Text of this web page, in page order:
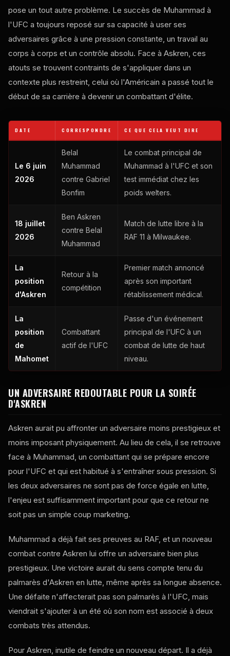
pose un tout autre problème. Le succès de Muhammad à
l'UFC a toujours reposé sur sa capacité à user ses
adversaires grâce à une pression constante, un travail au
corps à corps et un contrôle absolu. Face à Askren, ces
atouts se trouvent contraints de s'appliquer dans un
contexte plus restreint, celui où l'Américain a passé tout le
début de sa carrière à devenir un combattant d'élite.
DATE CORRESPONDRE CE QUE CELA VEUT DIRE
Le 6 juin
2026
Belal
Muhammad
contre Gabriel
Bonfim
Le combat principal de
Muhammad à l'UFC et son
test immédiat chez les
poids welters.
18 juillet
2026
Ben Askren
contre Belal
Muhammad
Match de lutte libre à la
RAF 11 à Milwaukee.
La
position
d'Askren
Retour à la
compétition
Premier match annoncé
après son important
rétablissement médical.
La
position
de
Mahomet
Combattant
actif de l'UFC
Passe d'un événement
principal de l'UFC à un
combat de lutte de haut
niveau.
UN ADVERSAIRE REDOUTABLE POUR LA SOIRÉE
D'ASKREN
Askren aurait pu affronter un adversaire moins prestigieux et
moins imposant physiquement. Au lieu de cela, il se retrouve
face à Muhammad, un combattant qui se prépare encore
pour l'UFC et qui est habitué à s'entraîner sous pression. Si
les deux adversaires ne sont pas de force égale en lutte,
l'enjeu est suffisamment important pour que ce retour ne
soit pas un simple coup marketing.
Muhammad a déjà fait ses preuves au RAF, et un nouveau
combat contre Askren lui offre un adversaire bien plus
prestigieux. Une victoire aurait du sens compte tenu du
palmarès d'Askren en lutte, même après sa longue absence.
Une défaite n'affecterait pas son palmarès à l'UFC, mais
viendrait s'ajouter à un été où son nom est associé à deux
combats très attendus.
Pour Askren, inutile de feindre un nouveau départ. Il a déjà